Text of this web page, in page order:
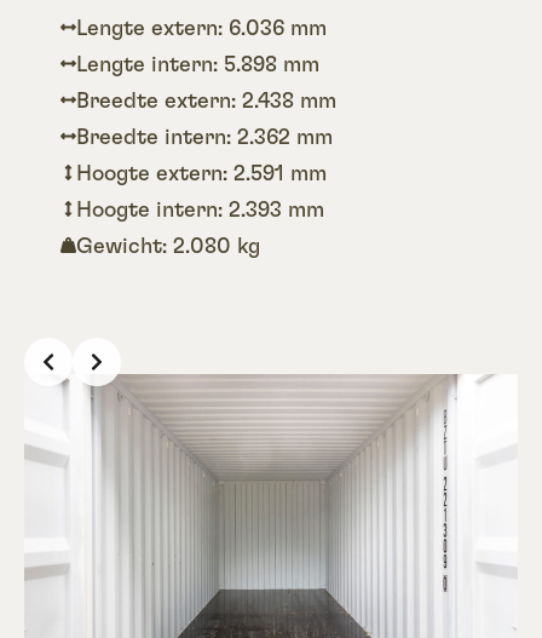
Lengte extern: 6.036 mm
Lengte intern: 5.898 mm
Breedte extern: 2.438 mm
Breedte intern: 2.362 mm
Hoogte extern: 2.591 mm
Hoogte intern: 2.393 mm
Gewicht: 2.080 kg